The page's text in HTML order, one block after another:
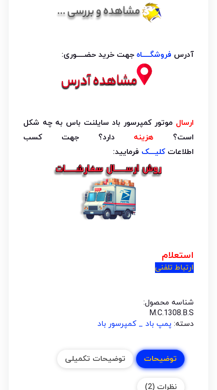
آدرس فروشگــــاهجهت خرید حضــــوری:
ارسال موتور کمپرسور باد سایلنت باس به چه شکل
است؟ هزینه دارد؟ جهت کسب
اطلاعات کلیـــک فرمایید:
استعلام
ارتباط تلفنی
شناسه محصول:
M.C.1308.B.S
دسته: پمپ باد _ کمپرسور باد
توضیحات توضیحات تکمیلی
نظرات (2)